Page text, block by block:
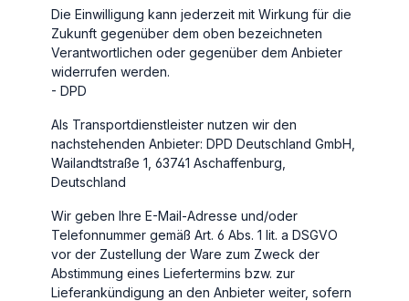
Die Einwilligung kann jederzeit mit Wirkung für die
Zukunft gegenüber dem oben bezeichneten
Verantwortlichen oder gegenüber dem Anbieter
widerrufen werden.
- DPD
Als Transportdienstleister nutzen wir den
nachstehenden Anbieter: DPD Deutschland GmbH,
Wailandtstraße 1, 63741 Aschaffenburg,
Deutschland
Wir geben Ihre E-Mail-Adresse und/oder
Telefonnummer gemäß Art. 6 Abs. 1 lit. a DSGVO
vor der Zustellung der Ware zum Zweck der
Abstimmung eines Liefertermins bzw. zur
Lieferankündigung an den Anbieter weiter, sofern